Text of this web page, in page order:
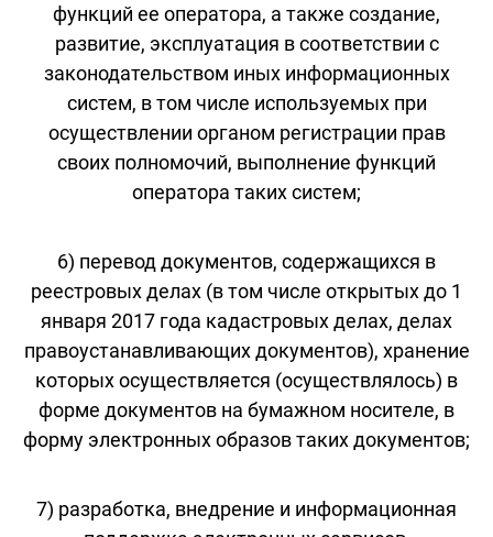
функций ее оператора, а также создание,
развитие, эксплуатация в соответствии с
законодательством иных информационных
систем, в том числе используемых при
осуществлении органом регистрации прав
своих полномочий, выполнение функций
оператора таких систем;
6) перевод документов, содержащихся в
реестровых делах (в том числе открытых до 1
января 2017 года кадастровых делах, делах
правоустанавливающих документов), хранение
которых осуществляется (осуществлялось) в
форме документов на бумажном носителе, в
форму электронных образов таких документов;
7) разработка, внедрение и информационная